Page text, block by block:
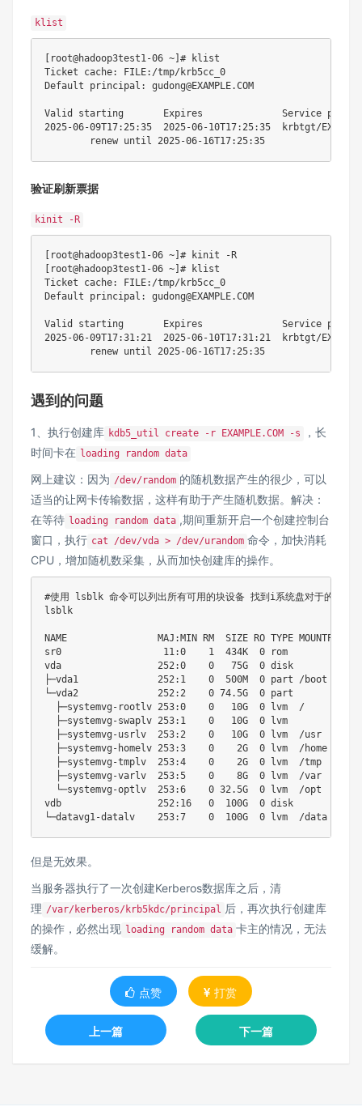
klist
root@hadoop3test1-06 ~ # klist
Ticket cache: FILE:/tmp/krb5cc_0
Default principal: gudong@EXAMPLE.COM
2025-06-09T17:25:35 2025-06-10T17:25:35  krbtgt/
        renew
until 2025
验证刷新票据
kinit -R
root@hadoop3test1-06 ~ # kinit -R
root@hadoop3test1-06 ~ # klist
Ticket cache: FILE:/tmp/krb5cc_0
Default principal: gudong@EXAMPLE.COM
2025-06-09T17:31:21 2025-06-10T17:31:21  krbtgt/
        renew
until 2025
遇到的问题
1、执行创建库 kdb5_util create -r EXAMPLE.COM -s
，长
时间卡在 loading random data
网上建议：因为 /dev/random 的随机数据产生的很少，可以
适当的让网卡传输数据，这样有助于产生随机数据。解决：
在等待 loading random data ,期间重新开启一个创建控制台
窗口，执行 cat /dev/vda > /dev/urandom 命令，加快消耗
CPU，增加随机数采集，从而加快创建库的操作。
#使用 lsblk 命令可以列出所有可用的块设备 找到i系统盘对于的块名称
lsblk
NAME                MAJ:MIN RM  SIZE RO TYPE MOUNTPOINT
sr0 11:0 1
  434K
0 rom
vda 252:0 0
   75G
0 disk
├─vda1 252:1 0
  500M
0 part /boot
└─vda2 252:2 0 74.5G 0 part
  ├─systemvg-rootlv
253:0 0
   10G
0 lvm  /
  ├─systemvg-swaplv
253:1 0
   10G
0 lvm
  ├─systemvg-usrlv
253:2 0
   10G
0 lvm  /usr
  ├─systemvg-homelv
253:3 0
    2G
0 lvm  /home
  ├─systemvg-tmplv
253:4 0
    2G
0 lvm  /tmp
  ├─systemvg-varlv
253:5 0
    8G
0 lvm  /var
  └─systemvg-optlv
253:6 0 32.5G 0 lvm  /opt
vdb 252:16 0
  100G
0 disk
└─datavg1-datalv 253:7 0
  100G
0
但是无效果。
当服务器执行了一次创建Kerberos数据库之后，清
理 /var/kerberos/krb5kdc/principal 后，再次执行创建库
的操作，必然出现 loading random data 卡主的情况，无法
缓解。
点赞 打赏
上一篇 下一篇